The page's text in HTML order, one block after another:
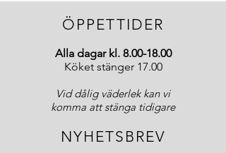
ÖPPETTIDER
Alla dagar kl. 8.00-18.00
Köket stänger 17.00
Vid dålig väderlek kan vi
komma att stänga tidigare
NYHETSBREV